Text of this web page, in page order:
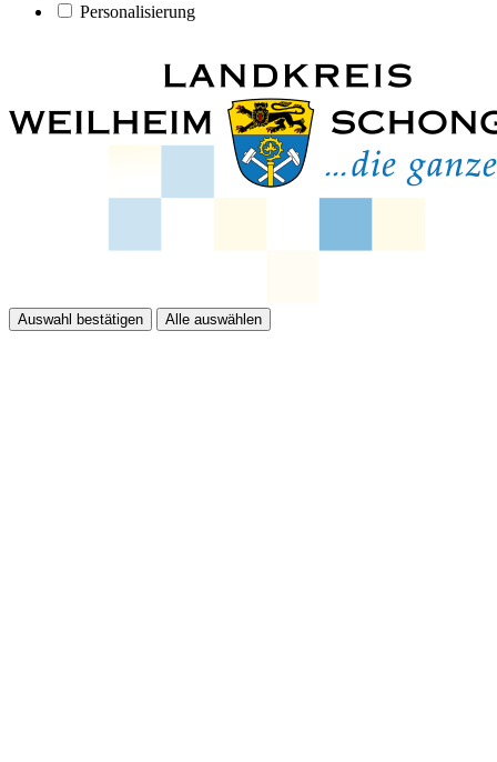
Personalisierung
Auswahl bestätigen Alle auswählen